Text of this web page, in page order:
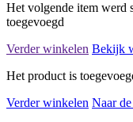
Het volgende item werd
toegevoegd
Verder winkelen Bekijk
Het product is
Verder winkelen Naar